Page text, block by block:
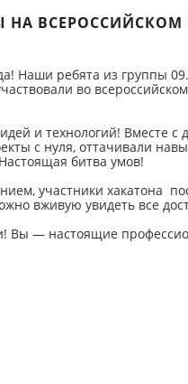
Наши ребята из группы
во
и технологий! Вместе с
с нуля, оттачивали
битва умов!
участники хакатона
вживую увидеть все
Вы — настоящие